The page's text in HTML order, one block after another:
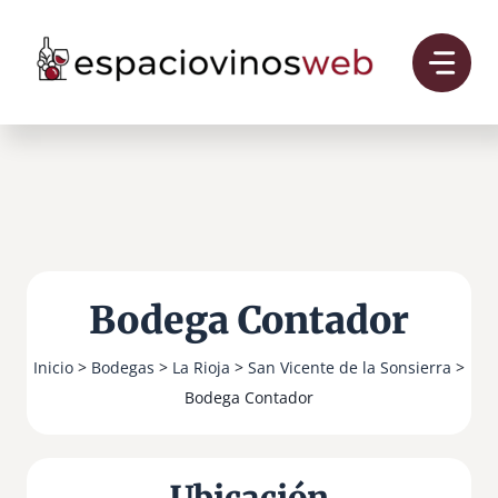
contenido
Bodega Contador
Inicio > Bodegas > La Rioja > San Vicente de la Sonsierra >
Bodega Contador